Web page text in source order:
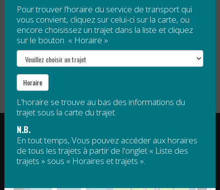
Tarification
Gratuit, sauf 5 $ par passage pour tout voyage à
destination de Mont Saint-Joseph.
Veuillez noter qu’un droit d’accès est obligatoire pour
le sommet de Mont Saint-Joseph. Ce droit d’accès
n’est pas compris dans le tarif de la navette.
RÉGIE INTERMUNICIPALE DE TRANSPORT
GASPÉSIE – ÎLES-DE-LA-MADELEINE
© 2015 - 2026 Tous droits réservés
Pour trouver l’horaire du service de transport qui
vous convient, cliquez sur celui-ci sur la carte, ou
encore choisissez un trajet dans la liste et cliquez
sur le bouton « Horaire »
Horaire
L'horaire se trouve au bas des informations du
trajet sous la carte du trajet.
N.B.
En tout temps, Vous pouvez accéder aux horaires
de tous les trajets à partir de l'onglet « Liste des
trajets » sous « Horaires et trajets ».